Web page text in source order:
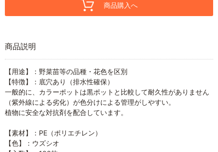
商品購入へ
商品説明
【用途】：野菜苗等の品種・花色を区別
【特徴】：底穴あり（排水性確保）
一般的に、カラーポットは黒ポットと比較して耐久性がありません
（紫外線による劣化）が色分けによる管理がしやすい。
植物に安全な対抗剤を配合しています。
【素材】：PE（ポリエチレン）
【色】：ウズシオ